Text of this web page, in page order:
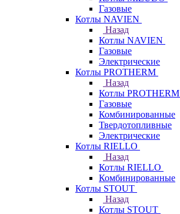
Газовые
Котлы NAVIEN
Назад
Котлы NAVIEN
Газовые
Электрические
Котлы PROTHERM
Назад
Котлы PROTHERM
Газовые
Комбинированные
Твердотопливные
Электрические
Котлы RIELLO
Назад
Котлы RIELLO
Комбинированные
Котлы STOUT
Назад
Котлы STOUT